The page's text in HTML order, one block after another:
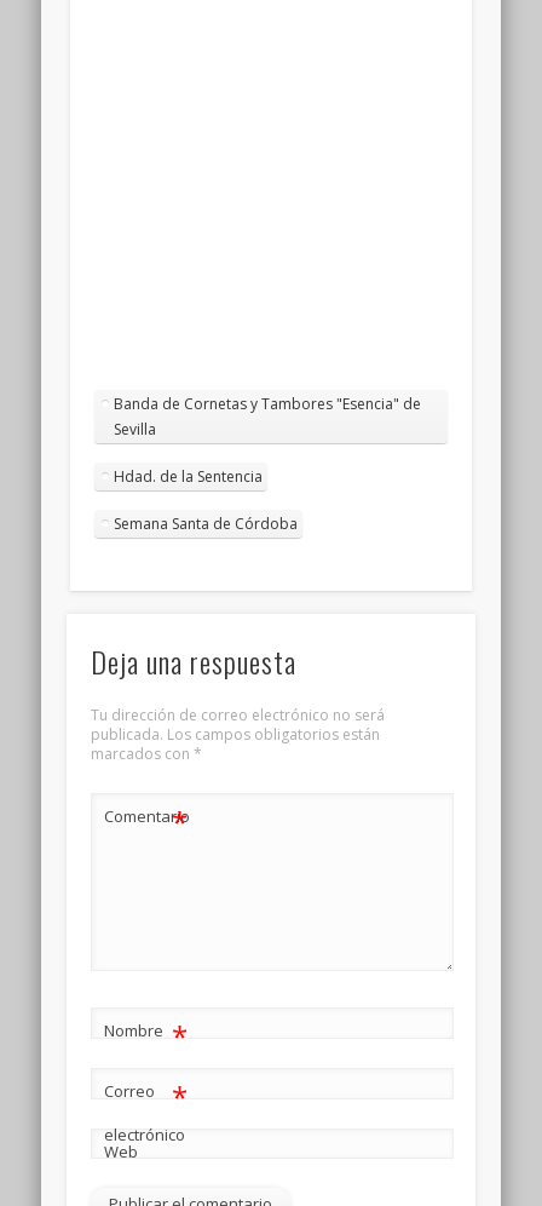
Banda de Cornetas y Tambores "Esencia" de
Sevilla
Hdad. de la Sentencia
Semana Santa de Córdoba
Deja una respuesta
Tu dirección de correo electrónico no será
publicada. Los campos obligatorios están
marcados con *
Comentario
*
Nombre *
Correo
electrónico
*
Web